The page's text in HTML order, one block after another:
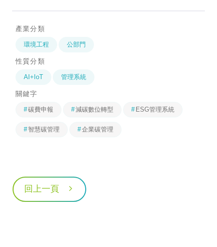
產業分類
環境工程 公部門
性質分類
AI+IoT 管理系統
關鍵字
碳費申報 減碳數位轉型 ESG管理系統
智慧碳管理 企業碳管理
回上一頁